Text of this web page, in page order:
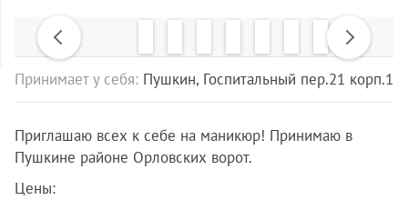
Previous Next
Принимает у себя: Пушкин, Госпитальный пер.21 корп.1
Приглашаю всех к себе на маникюр! Принимаю в
Пушкине районе Орловских ворот.
Цены: